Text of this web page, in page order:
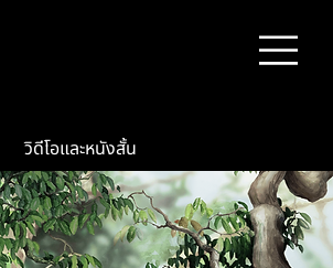
วิดีโอและหนังสั้น